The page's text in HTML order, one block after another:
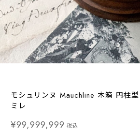
モシュリンヌ Mauchline 木箱 円柱
ミレ
¥99,999,999 税込